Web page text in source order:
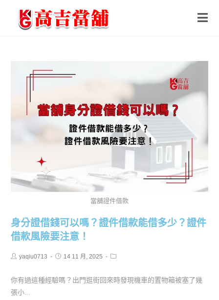
當舖證件借款
身分證借錢可以嗎？證件借款能借多少？證件
借款風險要注意！
yaqiu0713 14 11 月, 2025
你有過這種經驗嗎？出門逛街回來時發現機車的置物箱被塞了幾
張小...